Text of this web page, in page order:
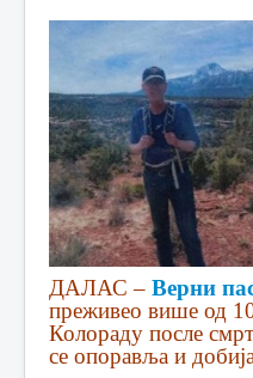
ДАЛАС – Верни
преживео више од
Колораду после
се опоравља и